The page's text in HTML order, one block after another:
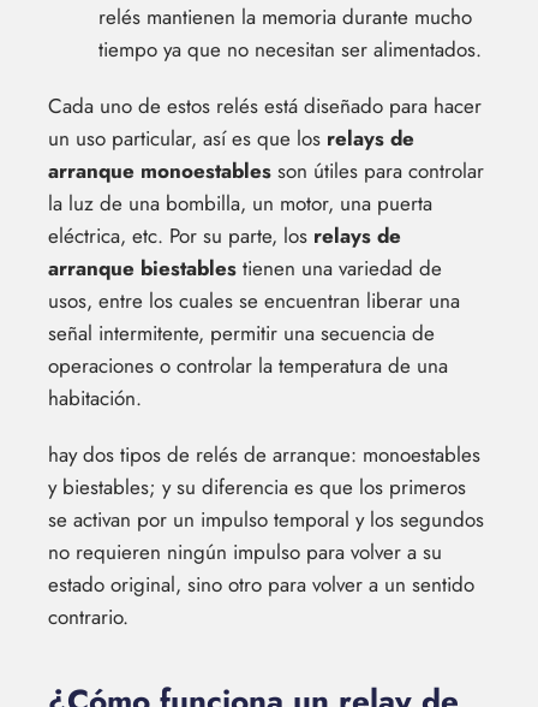
relés mantienen la memoria durante mucho
tiempo ya que no necesitan ser alimentados.
Cada uno de estos relés está diseñado para hacer
un uso particular, así es que los relays de
arranque monoestables son útiles para controlar
la luz de una bombilla, un motor, una puerta
eléctrica, etc. Por su parte, los relays de
arranque biestables tienen una variedad de
usos, entre los cuales se encuentran liberar una
señal intermitente, permitir una secuencia de
operaciones o controlar la temperatura de una
habitación.
hay dos tipos de relés de arranque: monoestables
y biestables; y su diferencia es que los primeros
se activan por un impulso temporal y los segundos
no requieren ningún impulso para volver a su
estado original, sino otro para volver a un sentido
contrario.